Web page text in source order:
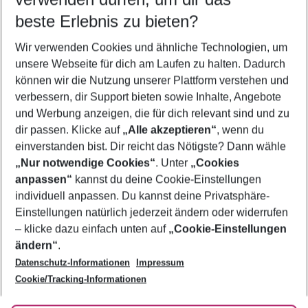
5-8 Nächte
2 Erwachsene Keine Kinder
Mehr Filter anzeigen
Footer
Footer navigation
Über uns
AGB
Bestpreisgarantie
Cookie-Einstellungen ändern
Cookie-Richtlinie
Agenturbetreuung
Barrierefreies Reisen
Folge uns
beste Erlebnis zu bieten?
Wir verwenden Cookies und ähnliche Technologien, um
unsere Webseite für dich am Laufen zu halten. Dadurch
können wir die Nutzung unserer Plattform verstehen und
verbessern, dir Support bieten sowie Inhalte, Angebote
und Werbung anzeigen, die für dich relevant sind und zu
dir passen. Klicke auf „Alle akzeptieren“, wenn du
einverstanden bist. Dir reicht das Nötigste? Dann wähle
„Nur notwendige Cookies“. Unter „Cookies
anpassen“ kannst du deine Cookie-Einstellungen
individuell anpassen. Du kannst deine Privatsphäre-
Einstellungen natürlich jederzeit ändern oder widerrufen
– klicke dazu einfach unten auf „Cookie-Einstellungen
ändern“.
Datenschutz-Informationen
Impressum
Cookie/Tracking-Informationen